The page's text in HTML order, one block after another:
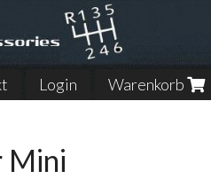
Login Warenkorb
Mini